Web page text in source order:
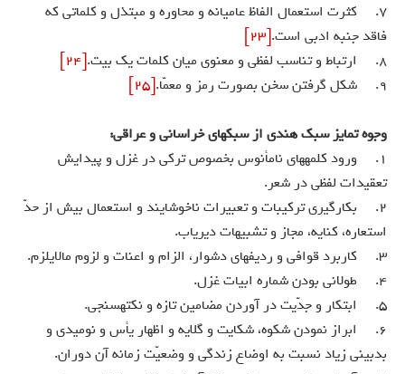
7. كثرت استعمال الفاظ عاميانه و محاوره و مبتذل و كلماتى كه
فاقد جنبه ادبى است.[23]
8. ارتباط و تناسب لفظى و معنوى ميان كلمات يك بيت.
[24]
9. شكل گرفتن سخن بصورت رمز و معمّا.
[25]
وجوه تمايز سبك هندى از سبكهاى خراسانى و عراقى:
1. ورود كلمه‏هاى نامأنوس بخصوص تركى در غزل و پيدايش
تعقيدات لفظى در شعر.
2. بكارگيرى تركيبات و تعبيرات ناخوشايند و استعمال بيش از حدّ
استعاره، كنايه، مجاز و تشبيهات ديرياب.
3. كاربرد قوافى و رديفهاى دشوار، الزام و اعنات و لزوم مالايلزم.
4. طولانى بودن شماره ابيات غزل.
5. ابتكار و جدّيت در آوردن مضامين تازه و نكته‏سنجى.
6. ابراز نمودن شكوه، شكايت و گلايه و اظهار يأس و نوميدى و
بدبينى زياد نسبت به اوضاع زندگى و وضعيّت زمانه آن دوران.